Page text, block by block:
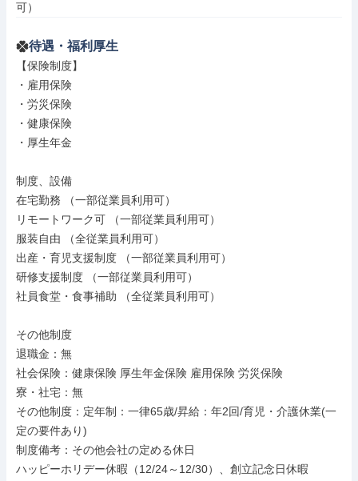
可）
待遇・福利厚生
【保険制度】
・雇用保険
・労災保険
・健康保険
・厚生年金
制度、設備
在宅勤務 （一部従業員利用可）
リモートワーク可 （一部従業員利用可）
服装自由 （全従業員利用可）
出産・育児支援制度 （一部従業員利用可）
研修支援制度 （一部従業員利用可）
社員食堂・食事補助 （全従業員利用可）
その他制度
退職金：無
社会保険：健康保険 厚生年金保険 雇用保険 労災保険
寮・社宅：無
その他制度：定年制：一律65歳/昇給：年2回/育児・介護休業(一
定の要件あり)
制度備考：その他会社の定める休日
ハッピーホリデー休暇（12/24～12/30）、創立記念日休暇